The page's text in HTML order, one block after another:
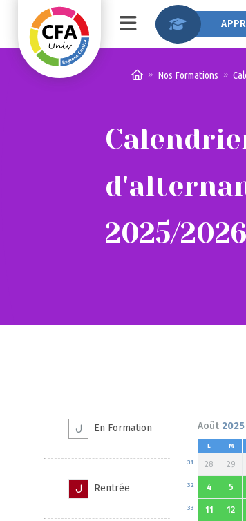
Nos formations
S’inscrire en
Le contrat
Aides financières
Mes outils en ligne
Nos Formations
2025/
En Formation
Rentrée
Août 2025
L M
28
31 29
4
32 5
11
33 12